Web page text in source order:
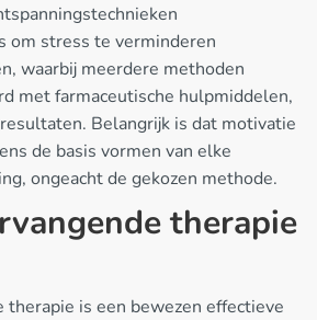
om stress te verminderen
waarbij meerdere methoden
met farmaceutische hulpmiddelen,
Belangrijk is dat motivatie
de basis vormen van elke
ongeacht de gekozen methode.
therapie
therapie is een bewezen effectieve